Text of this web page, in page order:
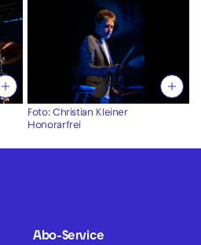
Foto: Christian Kleiner
Honorarfrei
Abo-Service